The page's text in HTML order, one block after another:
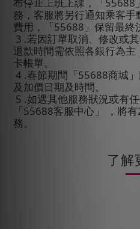
務，客服將另行通知乘客
費用，「55688 」保留最終
3 .若因訂單取消、修改或
退款時間需依照各銀行為
卡帳單。
4 .春節期間「55688商城
及加價日期及時間。
5 .如遇其他服務狀況或有
「55688客服中心」 ，將有
務。
了解